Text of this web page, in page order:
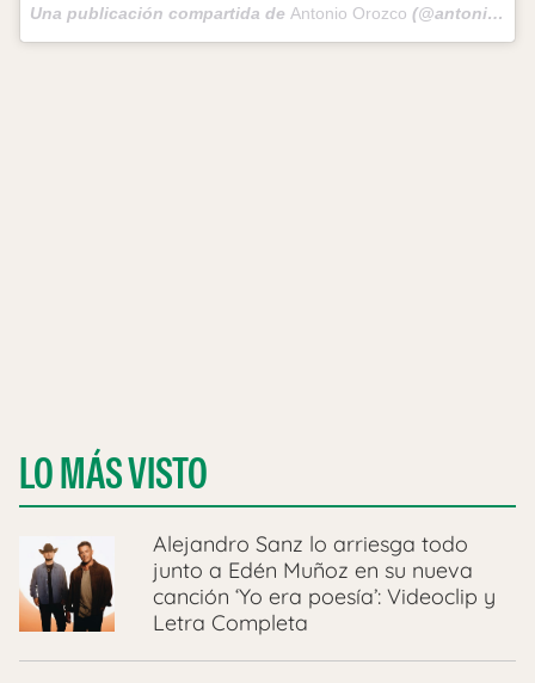
Una publicación compartida de Antonio Orozco (@antoniorozco10) el
LO MÁS VISTO
Alejandro Sanz lo arriesga todo
junto a Edén Muñoz en su nueva
canción ‘Yo era poesía’: Videoclip y
Letra Completa